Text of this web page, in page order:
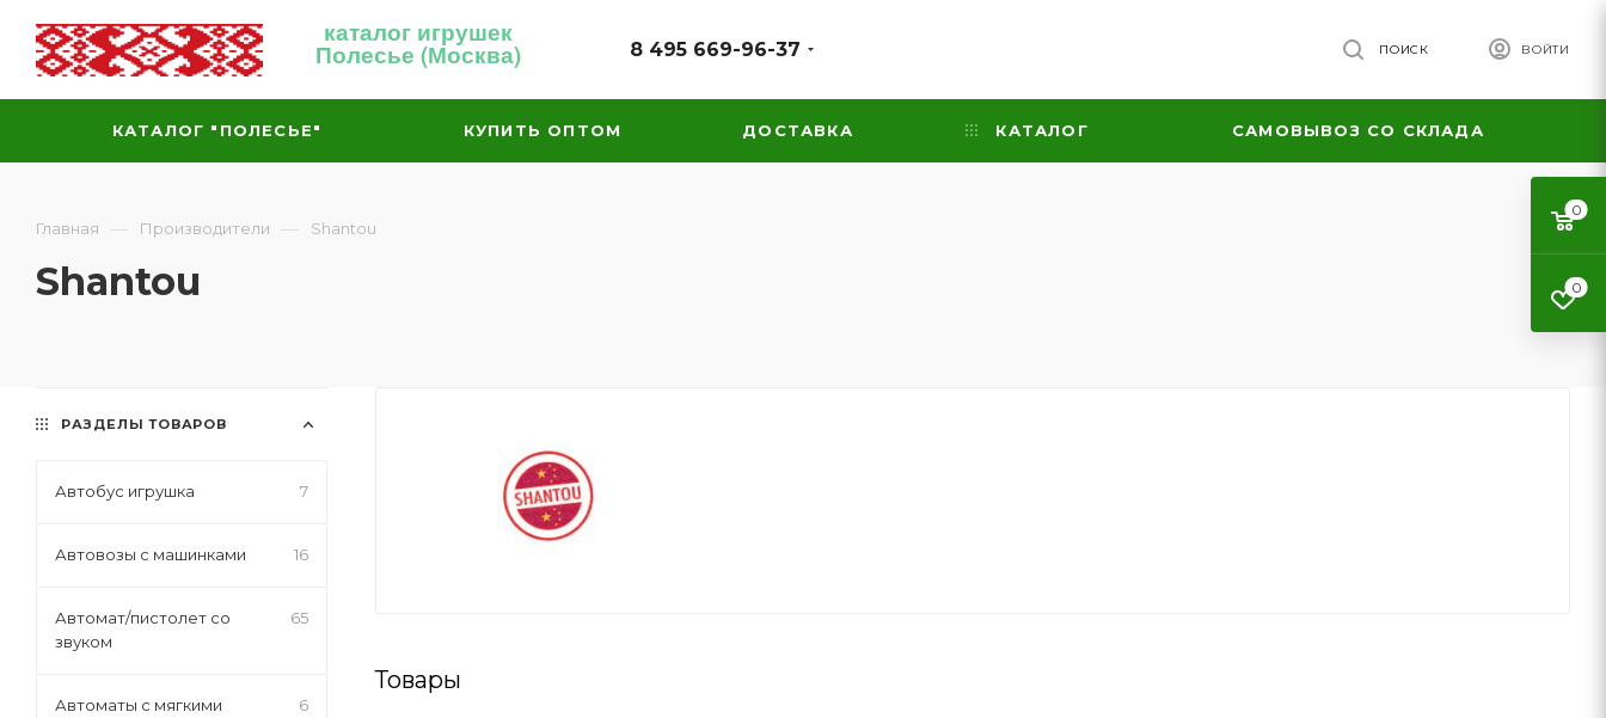
каталог игрушек
Полесье (Москва) 8 495 669-96-37 ВОЙТИ
ПОИСК
КАТАЛОГ "ПОЛЕСЬЕ" КУПИТЬ ОПТОМ ДОСТАВКА КАТАЛОГ САМОВЫВОЗ СО СКЛАДА
Главная — Производители — Shantou
Shantou
Товары
РАЗДЕЛЫ ТОВАРОВ
Автобус игрушка 7
Автовозы с машинками 16
Автомат/пистолет со
звуком
65
Автоматы с мягкими
6
0
0